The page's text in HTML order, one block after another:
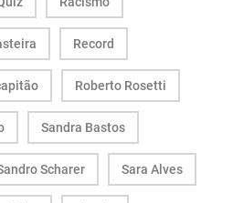
Record
Roberto Rosetti
Sandra Bastos
Scharer Sara Alves